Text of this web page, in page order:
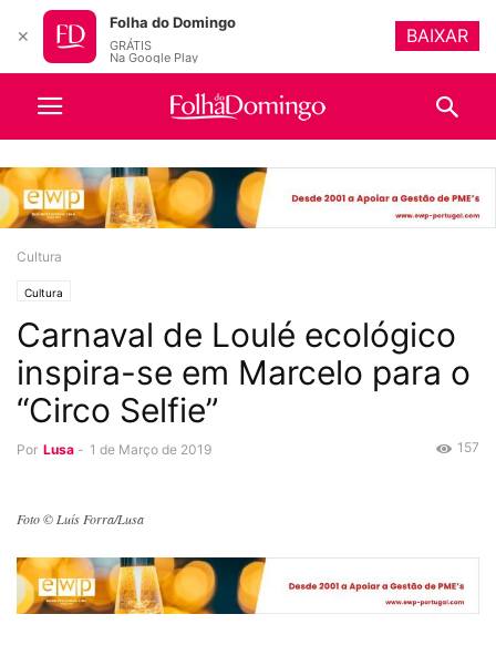
Cultura
Cultura
Carnaval de Loulé ecológico
inspira-se em Marcelo para o
“Circo Selfie”
Por Lusa - 1 de Março de 2019 157
Foto © Luís Forra/Lusa
✕
Folha do Domingo
GRÁTIS
Na Google Play
BAIXAR